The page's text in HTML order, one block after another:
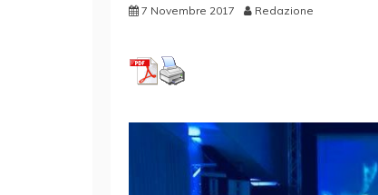
7 Novembre 2017 Redazione